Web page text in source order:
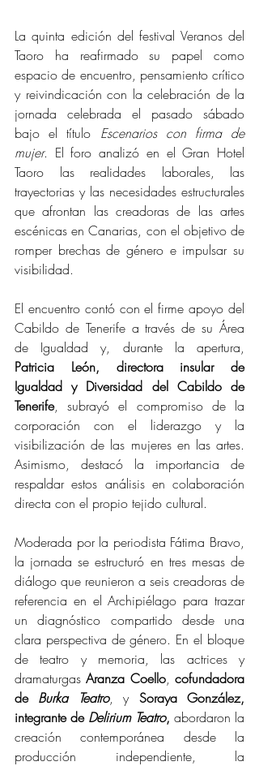
La quinta edición del festival Veranos del
Taoro ha reafirmado su papel como
espacio de encuentro, pensamiento crítico
y reivindicación con la celebración de la
jornada celebrada el pasado sábado
bajo el título Escenarios con firma de
mujer. El foro analizó en el Gran Hotel
Taoro las realidades laborales, las
trayectorias y las necesidades estructurales
que afrontan las creadoras de las artes
escénicas en Canarias, con el objetivo de
romper brechas de género e impulsar su
visibilidad.
El encuentro contó con el firme apoyo del
Cabildo de Tenerife a través de su Área
Patricia León, directora insular de
Igualdad y Diversidad del Cabildo de
Tenerife, subrayó el compromiso de la
corporación con el liderazgo y la
visibilización de las mujeres en las artes.
Asimismo, destacó la importancia de
respaldar estos análisis en colaboración
directa con el propio tejido cultural.
Moderada por la periodista Fátima Bravo,
la jornada se estructuró en tres mesas de
diálogo que reunieron a seis creadoras de
referencia en el Archipiélago para trazar
un diagnóstico compartido desde una
clara perspectiva de género. En el bloque
de teatro y memoria, las actrices y
dramaturgas Aranza Coello, cofundadora
de Burka Teatro, y Soraya González,
integrante de Delirium Teatro, abordaron la
creación contemporánea desde la
producción independiente, la